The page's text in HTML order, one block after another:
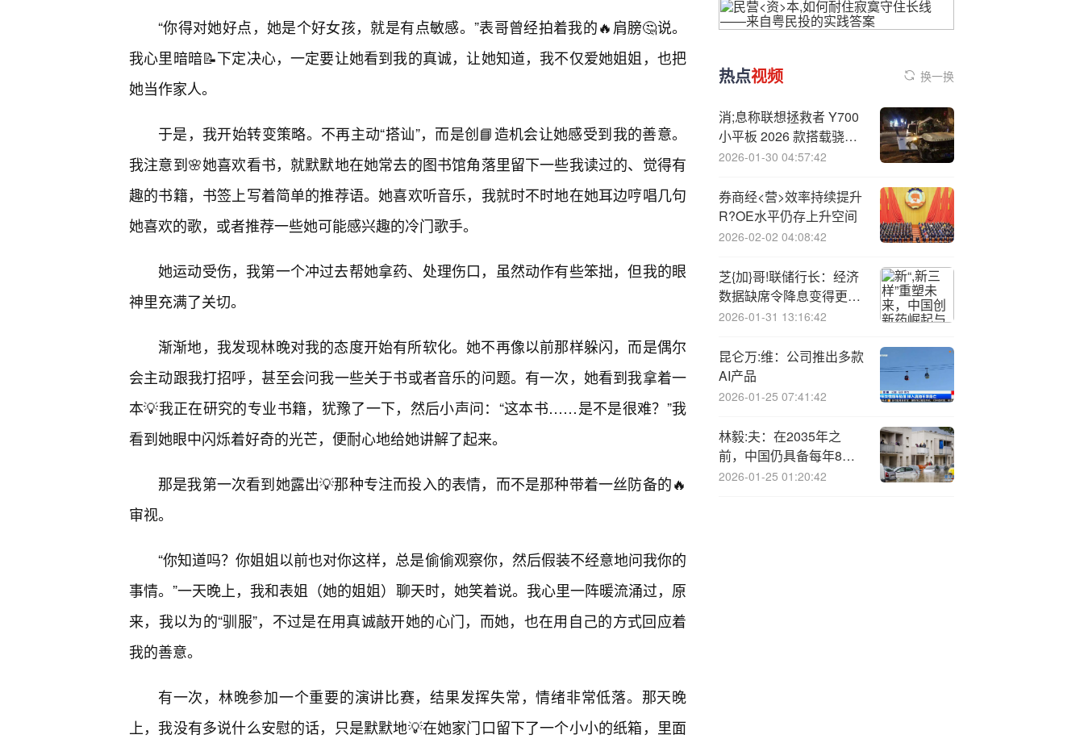
“你得对她好点，她是个好女孩，就是有点敏感。”表哥曾经拍着我的🔥肩膀🤔说。
我心里暗暗📝下定决心，一定要让她看到我的真诚，让她知道，我不仅爱她姐姐，也把
她当作家人。
于是，我开始转变策略。不再主动“搭讪”，而是创📘造机会让她感受到我的善意。
我注意到🌸她喜欢看书，就默默地在她常去的图书馆角落里留下一些我读过的、觉得有
趣的书籍，书签上写着简单的推荐语。她喜欢听音乐，我就时不时地在她耳边哼唱几句
她喜欢的歌，或者推荐一些她可能感兴趣的冷门歌手。
她运动受伤，我第一个冲过去帮她拿药、处理伤口，虽然动作有些笨拙，但我的眼
神里充满了关切。
渐渐地，我发现林晚对我的态度开始有所软化。她不再像以前那样躲闪，而是偶尔
会主动跟我打招呼，甚至会问我一些关于书或者音乐的问题。有一次，她看到我拿着一
本💡我正在研究的专业书籍，犹豫了一下，然后小声问：“这本书……是不是很难？”我
看到她眼中闪烁着好奇的光芒，便耐心地给她讲解了起来。
那是我第一次看到她露出💡那种专注而投入的表情，而不是那种带着一丝防备的🔥
审视。
“你知道吗？你姐姐以前也对你这样，总是偷偷观察你，然后假装不经意地问我你的
事情。”一天晚上，我和表姐（她的姐姐）聊天时，她笑着说。我心里一阵暖流涌过，原
来，我以为的“驯服”，不过是在用真诚敲开她的心门，而她，也在用自己的方式回应着
我的善意。
有一次，林晚参加一个重要的演讲比赛，结果发挥失常，情绪非常低落。那天晚
上，我没有多说什么安慰的话，只是默默地💡在她家门口留下了一个小小的纸箱，里面
热点视频 换一换
消;息称联想拯救者 Y700
小平板 2026 款搭载骁龙
8 Elite Gen5 芯片，暂定
2026-01-30 04:57:42
券商经<营>效率持续提升
R?OE水平仍存上升空间
2026-02-02 04:08:42
芝{加}哥!联储行长：经济
数据缺席令降息变得更加
令人不安
2026-01-31 13:16:42
昆仑万:维：公司推出多款
AI产品
2026-01-25 07:41:42
林毅:夫：在2035年之
前，中国仍具备每年8%
的增长潜力
2026-01-25 01:20:42